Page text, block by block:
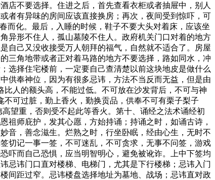
店不要选择。住进之后，首先查看衣柜或者抽屉中，别人
者有异味的房间应该直接换房；再次，夜间受到惊吓，可
而化。最后，入睡的时候，鞋子不要大头对着床，应该坐
异形不住人，孤山墓陵不住人。政府机关门口对着的地方
自己又没收接受万人朝拜的福气，自然就不适合了。房屋
三角地带或者正对着马路的地方不要选择，路如同水，冲
选择住宅楼前，一定要自己查清楚以前这块地皮是做什么
供奉神位，因为有很多忌讳，方法不当反而无益，但是由
人的额头高，不能过低。不可放在沙发背后，不可与神
可过脏，勤上香火，勤换贡品，供奉不可有栗子梨子
望重，否则受不起此等香火。第十、诵经之法术诵经初
师庇护，发其心愿，方始持诵；持诵之时，如诵古诗，
音，善念滋生。烂熟之时，行坐卧眠，经由心生，无时不
切记一事一签，不可迷乱，不可贪求，无事不问签，游戏
吓而自己恐惧，应当明智明心，避免被讹诈。上中下签均
忌讳门口直对楼梯、电梯门，尤其是下行楼梯；忌讳入门
间距过窄。忌讳楼盘选择地址为墓地、战场；忌讳直对政